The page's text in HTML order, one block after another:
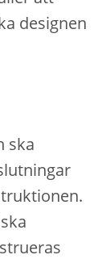
designen
ska